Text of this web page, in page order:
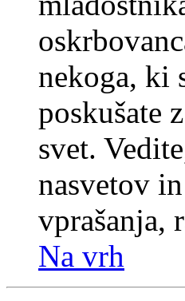
nekoga, ki
poskušate
svet.
nasvetov
vprašanja,
Na vrh